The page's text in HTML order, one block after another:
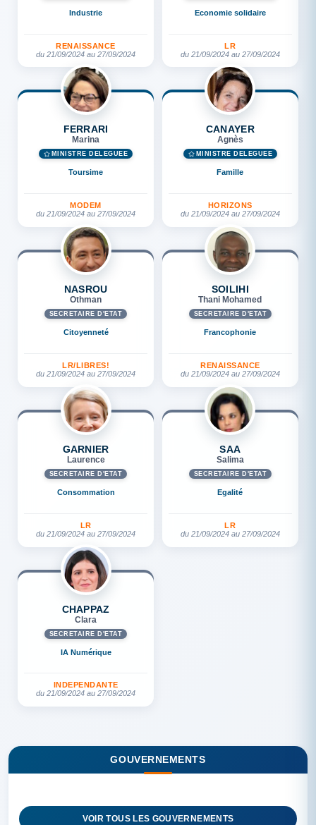
Industrie
RENAISSANCE
du 21/09/2024 au 27/09/2024
Economie solidaire
LR
du 21/09/2024 au 27/09/2024
FERRARI
Marina
MINISTRE DÉLÉGUÉE
Toursime
MODEM
du 21/09/2024 au 27/09/2024
CANAYER
Agnès
MINISTRE DÉLÉGUÉE
Famille
HORIZONS
du 21/09/2024 au 27/09/2024
NASROU
Othman
SECRÉTAIRE D'ETAT
Citoyenneté
LR/LIBRES!
du 21/09/2024 au 27/09/2024
SOILIHI
Thani Mohamed
SECRÉTAIRE D'ETAT
Francophonie
RENAISSANCE
du 21/09/2024 au 27/09/2024
GARNIER
Laurence
SECRÉTAIRE D'ETAT
Consommation
LR
du 21/09/2024 au 27/09/2024
SAA
Salima
SECRÉTAIRE D'ETAT
Egalité
LR
du 21/09/2024 au 27/09/2024
CHAPPAZ
Clara
SECRÉTAIRE D'ETAT
IA Numérique
INDEPENDANTE
du 21/09/2024 au 27/09/2024
GOUVERNEMENTS
VOIR TOUS LES GOUVERNEMENTS